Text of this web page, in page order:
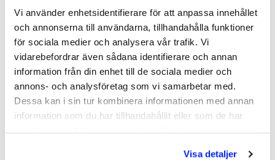
Vi använder enhetsidentifierare för att anpassa innehållet
och annonserna till användarna, tillhandahålla funktioner
för sociala medier och analysera vår trafik. Vi
vidarebefordrar även sådana identifierare och annan
information från din enhet till de sociala medier och
annons- och analysföretag som vi samarbetar med.
Dessa kan i sin tur kombinera informationen med annan
information som du har tillhandahållit eller som de har
Visa detaljer
Liknande produkter
NYHET